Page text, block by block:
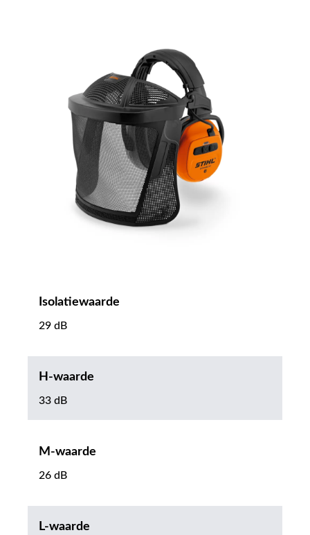
Isolatiewaarde
29 dB
H-waarde
33 dB
M-waarde
26 dB
L-waarde